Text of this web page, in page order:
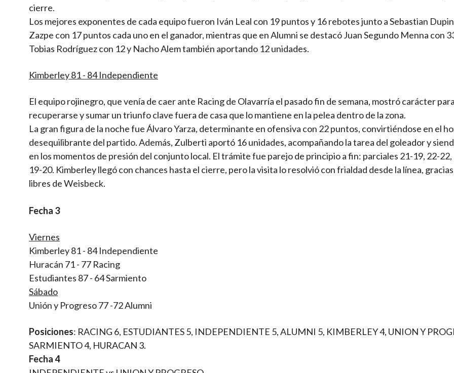
cierre.
Los mejores exponentes de cada equipo fueron Iván Leal con 19 puntos y 16 rebotes junto a Sebastian
Zazpe con 17 puntos cada uno en el ganador, mientras que en Alumni se destacó Juan Segundo Menna con
Tobias Rodríguez con 12 y Nacho Alem también aportando 12 unidades.
Kimberley 81 - 84 Independiente
El equipo rojinegro, que venía de caer ante Racing de Olavarría el pasado fin de semana, mostró carácter para
recuperarse y sumar un triunfo clave fuera de casa que lo mantiene en la pelea dentro de la zona.
La gran figura de la noche fue Álvaro Yarza, determinante en ofensiva con 22 puntos, convirtiéndose en el
desequilibrante del partido. Además, Zulberti aportó 16 unidades, acompañando la tarea del goleador y
en los momentos de presión del conjunto local. El trámite fue parejo de principio a fin: parciales 21-19, 22-22,
19-20. Kimberley llegó con chances hasta el cierre, pero la visita lo resolvió con frialdad desde la línea, gracias
libres de Weisbeck.
Fecha 3
Viernes
Kimberley 81 - 84 Independiente
Huracán 71 - 77 Racing
Estudiantes 87 - 64 Sarmiento
Sábado
Unión y Progreso 77 -72 Alumni
Posiciones: RACING 6, ESTUDIANTES 5, INDEPENDIENTE 5, ALUMNI 5, KIMBERLEY 4, UNION Y
SARMIENTO 4, HURACAN 3.
Fecha 4